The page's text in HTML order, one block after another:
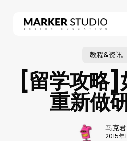
教程&资讯
[留学攻略]
重新做
马克君
2015年